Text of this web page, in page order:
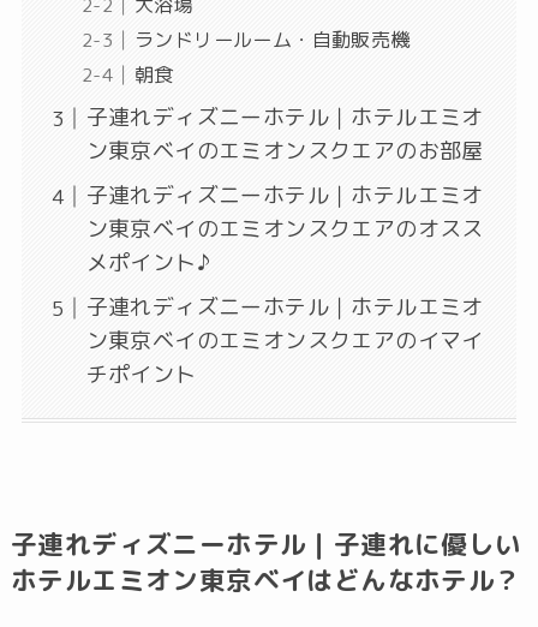
ランドリールーム・自動販売機
朝食
子連れディズニーホテル｜ホテルエミオ
ン東京ベイのエミオンスクエアのお部屋
子連れディズニーホテル｜ホテルエミオ
ン東京ベイのエミオンスクエアのオスス
メポイント♪
子連れディズニーホテル｜ホテルエミオ
ン東京ベイのエミオンスクエアのイマイ
チポイント
子連れディズニーホテル｜子連れに優しい
ホテルエミオン東京ベイはどんなホテル？